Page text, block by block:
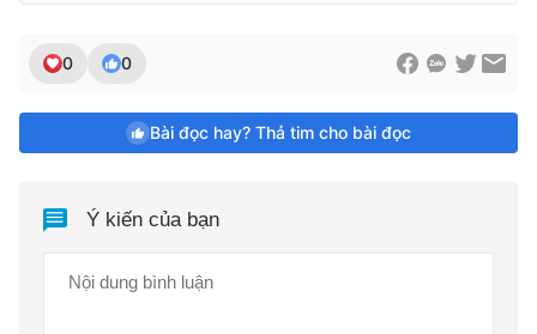
0 0
Bài đọc hay? Thả tim cho bài đọc
Ý kiến của bạn